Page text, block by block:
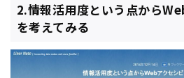
2.情報活用度という点から
を考えてみる